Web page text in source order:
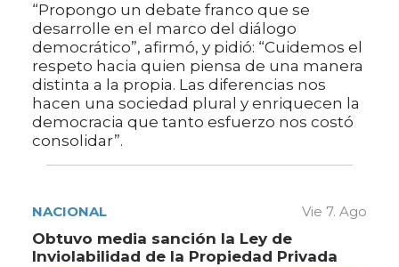
“Propongo un debate franco que se
desarrolle en el marco del diálogo
democrático”, afirmó, y pidió: “Cuidemos el
respeto hacia quien piensa de una manera
distinta a la propia. Las diferencias nos
hacen una sociedad plural y enriquecen la
democracia que tanto esfuerzo nos costó
consolidar”.
NACIONAL Vie 7. Ago
Obtuvo media sanción la Ley de
Inviolabilidad de la Propiedad Privada